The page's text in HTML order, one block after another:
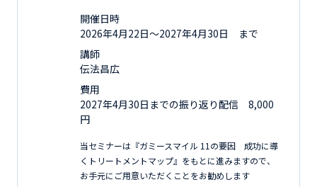
開催日時
2026年4月22日〜2027年4月30日 まで
講師
伝法昌広
費用
2027年4月30日までの振り返り配信 8,000
円
当セミナーは『ガミースマイル 11の要因 成功に導
くトリートメントマップ』をもとに進みますので、
お手元にご用意いただくことをお勧めします